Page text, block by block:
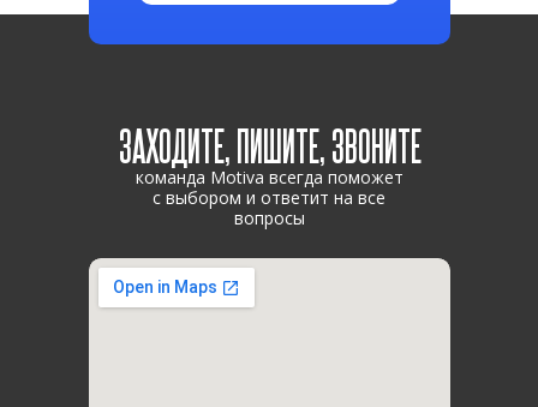
команда Motiva всегда поможет
с выбором и ответит на все
вопросы
ЗАХОДИТЕ, ПИШИТЕ, ЗВОНИТЕ